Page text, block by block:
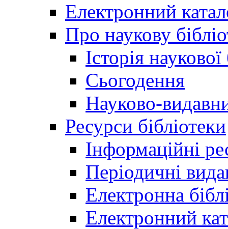
Електронний
Про наукову
Історія
Сьогодення
Науково-
Ресурси бібліотеки
Інформаційні
Періодичні
Електронна
Електронний